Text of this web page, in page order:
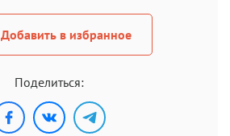
Добавить в избранное
Поделиться: